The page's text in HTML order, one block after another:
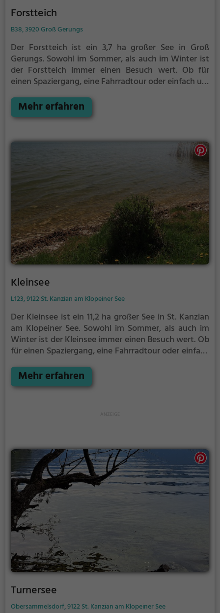
Forstteich
B38, 3920 Groß Gerungs
Der Forstteich ist ein 3,7 ha großer See in Groß
Gerungs. Sowohl im Sommer, als auch im Winter ist
der Forstteich immer einen Besuch wert. Ob für
einen Spaziergang, eine Fahrradtour oder einfach um
zahlreiche Möglichkeiten für Freizeitaktivitäten.
Mehr erfahren
Kleinsee
L123, 9122 St. Kanzian am Klopeiner See
Der Kleinsee ist ein 11,2 ha großer See in St. Kanzian
am Klopeiner See. Sowohl im Sommer, als auch im
Winter ist der Kleinsee immer einen Besuch wert. Ob
für einen Spaziergang, eine Fahrradtour oder einfach
zahlreiche Möglichkeiten für Freizeitaktivitäten.
Mehr erfahren
Turnersee
Obersammelsdorf, 9122 St. Kanzian am Klopeiner See